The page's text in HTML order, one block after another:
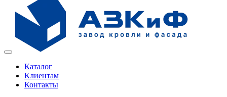
Каталог
Клиентам
Контакты